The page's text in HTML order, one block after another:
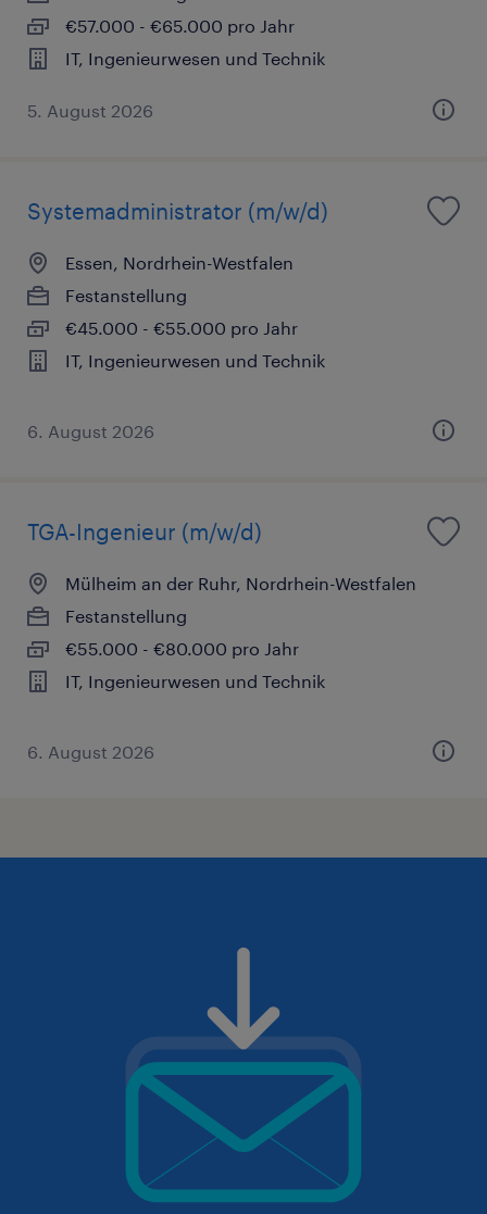
€57.000 - €65.000 pro Jahr
IT, Ingenieurwesen und Technik
5. August 2026
Systemadministrator (m/w/d)
Essen, Nordrhein-Westfalen
Festanstellung
€45.000 - €55.000 pro Jahr
IT, Ingenieurwesen und Technik
6. August 2026
TGA-Ingenieur (m/w/d)
Mülheim an der Ruhr, Nordrhein-Westfalen
Festanstellung
€55.000 - €80.000 pro Jahr
IT, Ingenieurwesen und Technik
6. August 2026